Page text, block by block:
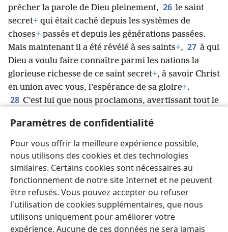
Paramètres de confidentialité
Pour vous offrir la meilleure expérience possible,
nous utilisons des cookies et des technologies
similaires. Certains cookies sont nécessaires au
fonctionnement de notre site Internet et ne peuvent
être refusés. Vous pouvez accepter ou refuser
l'utilisation de cookies supplémentaires, que nous
utilisons uniquement pour améliorer votre
expérience. Aucune de ces données ne sera jamais
prêcher la parole de Dieu pleinement, 26 le saint
secret+ qui était caché depuis les systèmes de
choses+ passés et depuis les générations passées.
Mais maintenant il a été révélé à ses saints+, 27 à qui
Dieu a voulu faire connaître parmi les nations la
glorieuse richesse de ce saint secret+, à savoir Christ
en union avec vous, l’espérance de sa gloire+.
28 C’est lui que nous proclamons, avertissant tout le
pour présenter à Dieu toute personne complète en
union avec Christ+. 29 Oui, c’est pour cela que je
travaille dur et que je lutte avec l’aide de sa force qui
opère puissamment en moi +.
Français Partager Préférences